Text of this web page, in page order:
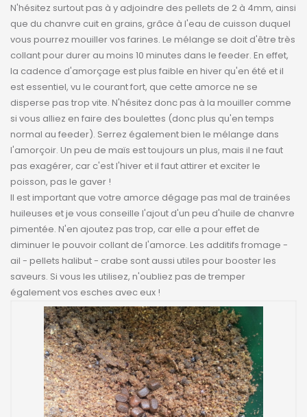
N'hésitez surtout pas à y adjoindre des pellets de 2 à 4mm, ainsi
que du chanvre cuit en grains, grâce à l'eau de cuisson duquel
vous pourrez mouiller vos farines. Le mélange se doit d'être très
collant pour durer au moins 10 minutes dans le feeder. En effet,
la cadence d'amorçage est plus faible en hiver qu'en été et il
est essentiel, vu le courant fort, que cette amorce ne se
disperse pas trop vite. N'hésitez donc pas à la mouiller comme
si vous alliez en faire des boulettes (donc plus qu'en temps
normal au feeder). Serrez également bien le mélange dans
l'amorçoir. Un peu de maïs est toujours un plus, mais il ne faut
pas exagérer, car c'est l'hiver et il faut attirer et exciter le
poisson, pas le gaver !
Il est important que votre amorce dégage pas mal de trainées
huileuses et je vous conseille l'ajout d'un peu d'huile de chanvre
pimentée. N'en ajoutez pas trop, car elle a pour effet de
diminuer le pouvoir collant de l'amorce. Les additifs fromage -
ail - pellets halibut - crabe sont aussi utiles pour booster les
saveurs. Si vous les utilisez, n'oubliez pas de tremper
également vos esches avec eux !